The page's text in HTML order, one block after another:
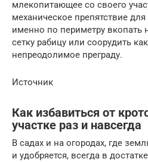
млекопитающее со своего
механическое препятствие
именно по периметру вкопать
сетку рабицу или соорудить
непреодолимое преграду.
Источник
Как избавиться от
участке раз и навсегда
В садах и на огородах, где
и удобряется, всегда в